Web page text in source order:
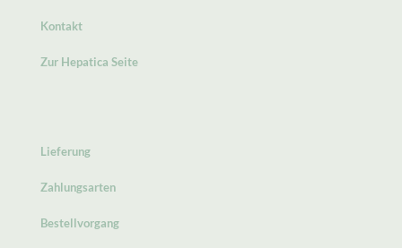
Kontakt
Zur Hepatica Seite
Lieferung
Zahlungsarten
Bestellvorgang